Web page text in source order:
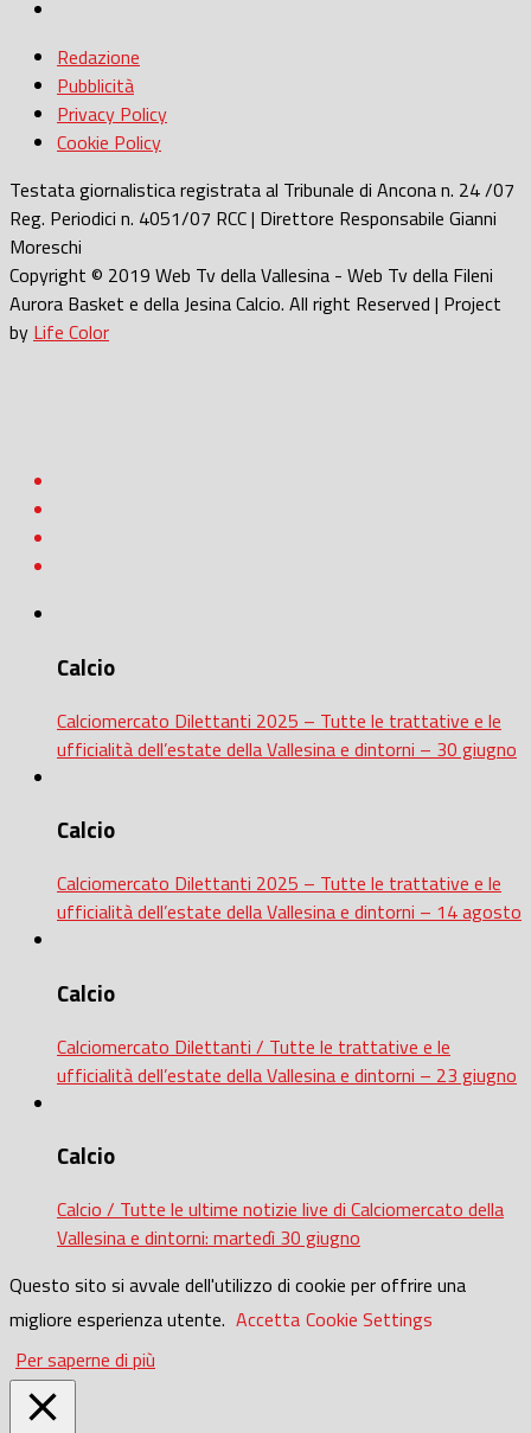
Redazione
Pubblicità
Privacy Policy
Cookie Policy
Testata giornalistica registrata al Tribunale di Ancona n. 24 /07
Reg. Periodici n. 4051/07 RCC | Direttore Responsabile Gianni
Moreschi
Copyright © 2019 Web Tv della Vallesina - Web Tv della Fileni
Aurora Basket e della Jesina Calcio. All right Reserved | Project
by Life Color
Calcio
Calciomercato Dilettanti 2025 – Tutte le trattative e le
ufficialità dell’estate della Vallesina e dintorni – 30 giugno
Calcio
Calciomercato Dilettanti 2025 – Tutte le trattative e le
ufficialità dell’estate della Vallesina e dintorni – 14 agosto
Calcio
Calciomercato Dilettanti / Tutte le trattative e le
ufficialità dell’estate della Vallesina e dintorni – 23 giugno
Calcio
Calcio / Tutte le ultime notizie live di Calciomercato della
Vallesina e dintorni: martedì 30 giugno
Questo sito si avvale dell'utilizzo di cookie per offrire una
migliore esperienza utente. Accetta Cookie Settings
Per saperne di più